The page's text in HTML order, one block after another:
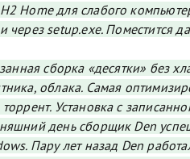
Home для слабого
через setup.exe. Поместится
сборка «десятки» без
облака. Самая
Установка с
день сборщик Den
Пару лет назад Den